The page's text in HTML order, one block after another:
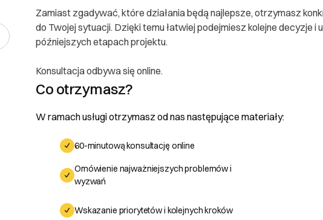
Zamiast zgadywać, które działania będą najlepsze, otrzymasz
do Twojej sytuacji. Dzięki temu łatwiej podejmiesz kolejne decyzje i
późniejszych etapach projektu.
Konsultacja odbywa się online.
Co otrzymasz?
W ramach usługi otrzymasz od nas następujące materiały:
60-minutową konsultację online
Omówienie najważniejszych problemów i
wyzwań
Wskazanie priorytetów i kolejnych kroków